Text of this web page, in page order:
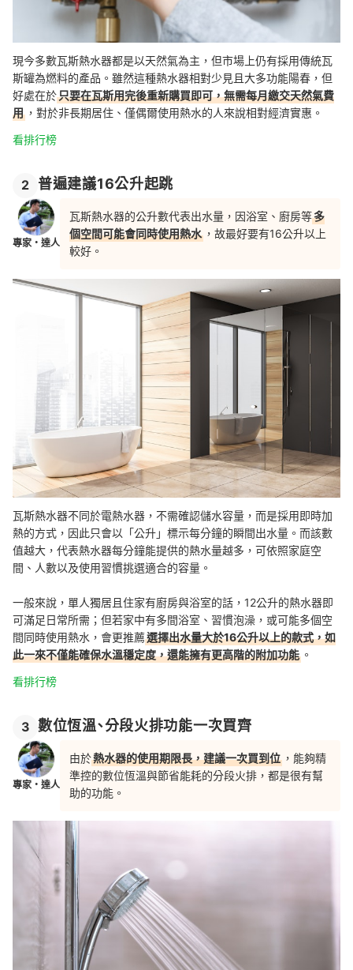
現今多數瓦斯熱水器都是以天然氣為主，但市場上仍有採用傳統瓦
斯罐為燃料的產品。雖然這種熱水器相對少見且大多功能陽春，但
好處在於只要在瓦斯用完後重新購買即可，無需每月繳交天然氣費
用 ，對於非長期居住、僅偶爾使用熱水的人來說相對經濟實惠。
看排行榜
2 普遍建議16公升起跳
專家・達人
瓦斯熱水器的公升數代表出水量，因浴室、廚房等多
個空間可能會同時使用熱水 ，故最好要有16公升以上
較好。
瓦斯熱水器不同於電熱水器，不需確認儲水容量，而是採用即時加
熱的方式，因此只會以「公升」標示每分鐘的瞬間出水量。而該數
值越大，代表熱水器每分鐘能提供的熱水量越多，可依照家庭空
間、人數以及使用習慣挑選適合的容量。
一般來說，單人獨居且住家有廚房與浴室的話，12公升的熱水器即
可滿足日常所需；但若家中有多間浴室、習慣泡澡，或可能多個空
間同時使用熱水，會更推薦選擇出水量大於16公升以上的款式，如
此一來不僅能確保水溫穩定度，還能擁有更高階的附加功能 。
看排行榜
3 數位恆溫、分段火排功能一次買齊
專家・達人
由於熱水器的使用期限長，建議一次買到位 ，能夠精
準控的數位恆溫與節省能耗的分段火排，都是很有幫
助的功能。